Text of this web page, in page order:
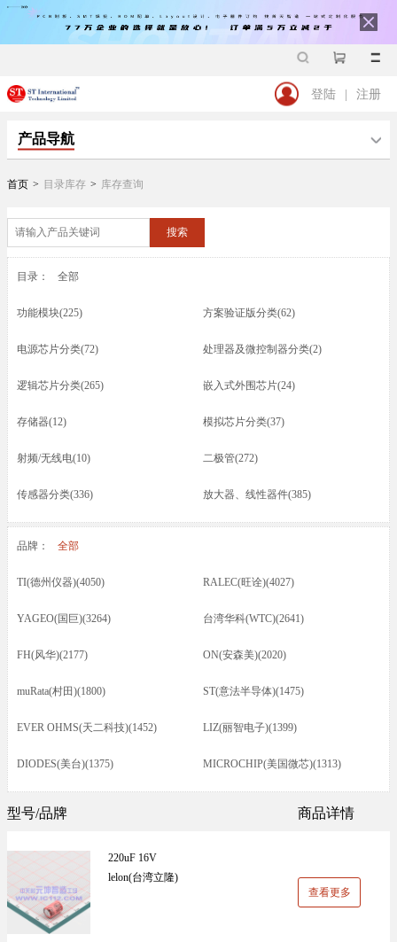
登陆 | 注册
产品导航
首页 > 目录库存 > 库存查询
搜索
目录： 全部
功能模块(225) 方案验证版分类(62)
电源芯片分类(72) 处理器及微控制器分类(2)
逻辑芯片分类(265) 嵌入式外围芯片(24)
存储器(12) 模拟芯片分类(37)
射频/无线电(10) 二极管(272)
传感器分类(336) 放大器、线性器件(385)
接口芯片分类(166) 驱动器(8)
万能板(14)
品牌： 全部
TI(德州仪器)(4050) RALEC(旺诠)(4027)
YAGEO(国巨)(3264) 台湾华科(WTC)(2641)
FH(风华)(2177) ON(安森美)(2020)
muRata(村田)(1800) ST(意法半导体)(1475)
EVER OHMS(天二科技)(1452) LIZ(丽智电子)(1399)
DIODES(美台)(1375) MICROCHIP(美国微芯)(1313)
UniOhm台湾厚声（授权代理）(983)
国产(926)
型号/品牌 商品详情
220uF 16V
lelon(台湾立隆)
查看更多